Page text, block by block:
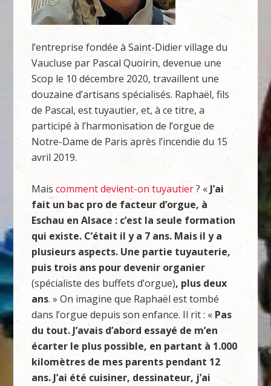
l’entreprise fondée à Saint-Didier village du
Vaucluse par Pascal Quoirin, devenue une
Scop le 10 décembre 2020, travaillent une
douzaine d’artisans spécialisés. Raphaël, fils
de Pascal, est tuyautier, et, à ce titre, a
participé à l’harmonisation de l’orgue de
Notre-Dame de Paris après l’incendie du 15
avril 2019.
Maiscomment devient-on tuyautier? « J’ai
fait un bac pro de facteur d’orgue, à
Eschau en Alsace : c’est la seule formation
qui existe. C’était il y a 7 ans. Mais il y a
plusieurs aspects. Une partie tuyauterie,
puis trois ans pour devenir organier
(spécialiste des buffets d’orgue), plus deux
ans. » On imagine que Raphaël est tombé
dans l’orgue depuis son enfance. Il rit : « Pas
du tout. J’avais d’abord essayé de m’en
écarter le plus possible, en partant à 1.000
kilomètres de mes parents pendant 12
ans. J’ai été cuisiner, dessinateur, j’ai